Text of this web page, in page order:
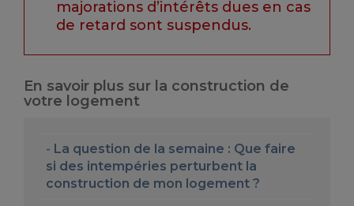
majorations d’intérêts dues en cas
de retard sont suspendus.
En savoir plus sur la construction de
votre logement
La question de la semaine : Que faire
si des intempéries perturbent la
construction de mon logement ?